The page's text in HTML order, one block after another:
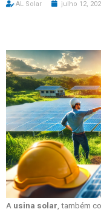
AL Solar julho 12,
A usina solar, também